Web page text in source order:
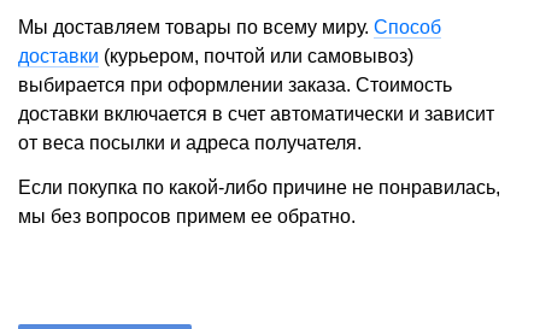
Мы доставляем товары по всему миру. Способ
доставки (курьером, почтой или самовывоз)
выбирается при оформлении заказа. Стоимость
доставки включается в счет автоматически и зависит
от веса посылки и адреса получателя.
Если покупка по какой-либо причине не понравилась,
мы без вопросов примем ее обратно.